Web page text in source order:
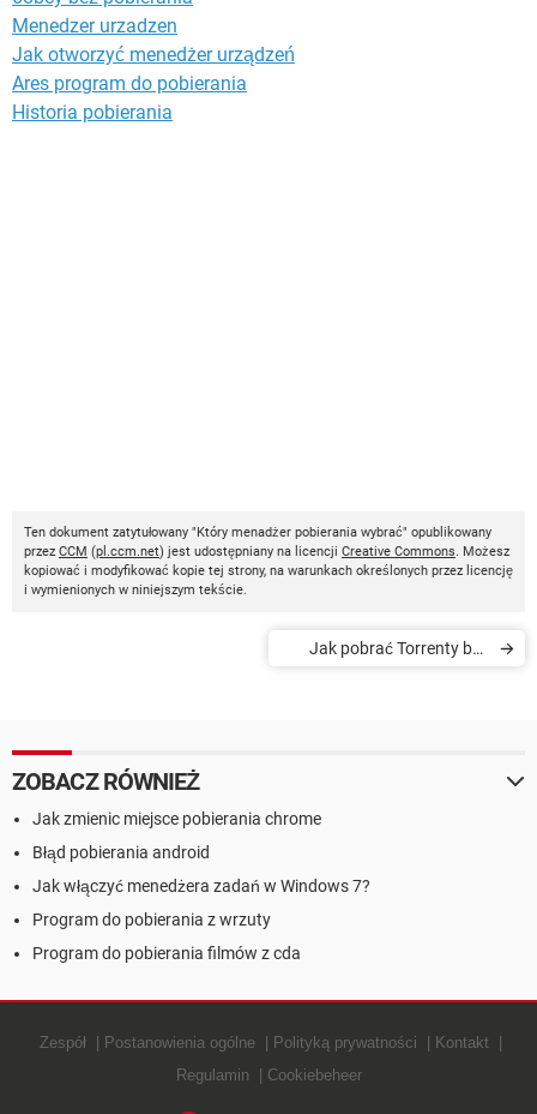
Menedzer urzadzen
Jak otworzyć menedżer urządzeń
Ares program do pobierania
Historia pobierania
Ten dokument zatytułowany "Który menadżer pobierania wybrać" opublikowany
przez CCM (pl.ccm.net) jest udostępniany na licencji Creative Commons. Możesz
kopiować i modyfikować kopie tej strony, na warunkach określonych przez licencję
i wymienionych w niniejszym tekście.
Jak pobrać Torrenty bez
ZOBACZ RÓWNIEŻ
Jak zmienic miejsce pobierania chrome
Błąd pobierania android
Jak włączyć menedżera zadań w Windows 7?
Program do pobierania z wrzuty
Program do pobierania filmów z cda
Zespół Postanowienia ogólne Polityką prywatności
Kontakt
Regulamin
Cookiebeheer